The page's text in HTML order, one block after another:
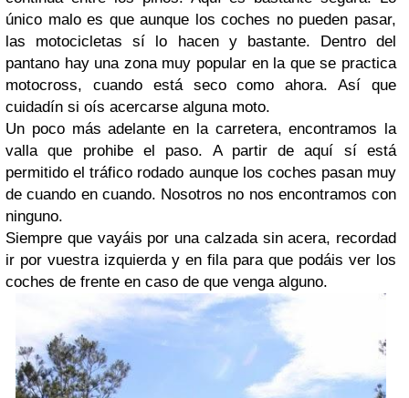
único malo es que aunque los coches no pueden pasar,
las motocicletas sí lo hacen y bastante. Dentro del
pantano hay una zona muy popular en la que se practica
motocross, cuando está seco como ahora. Así que
cuidadín si oís acercarse alguna moto.
Un poco más adelante en la carretera, encontramos la
valla que prohibe el paso. A partir de aquí sí está
permitido el tráfico rodado aunque los coches pasan muy
de cuando en cuando. Nosotros no nos encontramos con
ninguno.
Siempre que vayáis por una calzada sin acera, recordad
ir por vuestra izquierda y en fila para que podáis ver los
coches de frente en caso de que venga alguno.